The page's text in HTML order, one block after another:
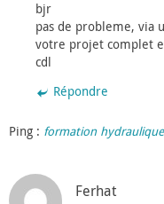
bjr
pas de probleme, via
votre projet complet
cdl
Répondre
Ping : formation
Ferhat